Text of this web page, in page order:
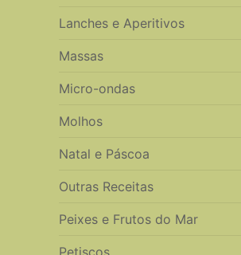
Lanches e Aperitivos
Massas
Micro-ondas
Molhos
Natal e Páscoa
Outras Receitas
Peixes e Frutos do Mar
Petiscos